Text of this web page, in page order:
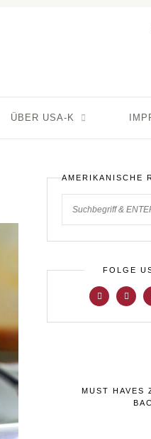
ÜBER USA-K
AMERIKANISCHE
FOLGE
MUST HAVES